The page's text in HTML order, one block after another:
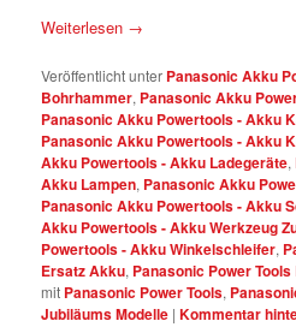
Weiterlesen →
Veröffentlicht unter Panasonic Akku
Bohrhammer, Panasonic Akku
Panasonic Akku Powertools - Akku
Panasonic Akku Powertools - Akku
Akku Powertools - Akku Ladegeräte,
Akku Lampen, Panasonic Akku
Panasonic Akku Powertools - Akku
Akku Powertools - Akku Werkzeug
Powertools - Akku Winkelschleifer,
Ersatz Akku, Panasonic Power
mit Panasonic Power Tools,
Jubiläums Modelle |Kommentar